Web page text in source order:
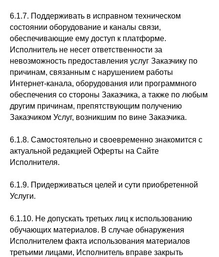
6.1.7. Поддерживать в исправном техническом
состоянии оборудование и каналы связи,
обеспечивающие ему доступ к платформе.
Исполнитель не несет ответственности за
невозможность предоставления услуг Заказчику по
причинам, связанным с нарушением работы
Интернет-канала, оборудования или программного
обеспечения со стороны Заказчика, а также по любым
другим причинам, препятствующим получению
Заказчиком Услуг, возникшим по вине Заказчика.
6.1.8. Самостоятельно и своевременно знакомится с
актуальной редакцией Оферты на Сайте
Исполнителя.
6.1.9. Придерживаться целей и сути приобретенной
Услуги.
6.1.10. Не допускать третьих лиц к использованию
обучающих материалов. В случае обнаружения
Исполнителем факта использования материалов
третьими лицами, Исполнитель вправе закрыть